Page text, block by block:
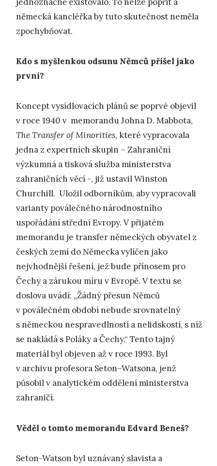
německá kancléřka by tuto skutečnost neměla
zpochybňovat.
Kdo s myšlenkou odsunu Němců přišel jako
první?
Koncept vysídlovacích plánů se poprvé objevil
v roce 1940 v memorandu Johna D. Mabbota,
The Transfer of Minorities, které vypracovala
jedna z expertních skupin – Zahraniční
výzkumná a tisková služba ministerstva
zahraničních věcí -, již ustavil Winston
Churchill. Uložil odborníkům, aby vypracovali
varianty poválečného národnostního
uspořádání střední Evropy. V přijatém
memorandu je transfer německých obyvatel z
českých zemí do Německa vylíčen jako
nejvhodnější řešení, jež bude přínosem pro
Čechy a zárukou míru v Evropě. V textu se
doslova uvádí: „Žádný přesun Němců
v poválečném období nebude srovnatelný
s německou nespravedlností a nelidskostí, s níž
se nakládá s Poláky a Čechy.“ Tento tajný
materiál byl objeven až v roce 1993. Byl
v archivu profesora Seton–Watsona, jenž
působil v analytickém oddělení ministerstva
zahraničí.
Věděl o tomto memorandu Edvard Beneš?
Seton-Watson byl uznávaný slavista a